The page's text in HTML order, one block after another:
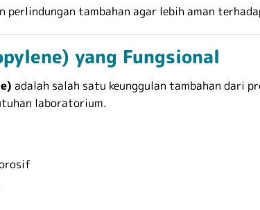
tambahan agar lebih aman
yang Fungsional
adalah salah satu keunggulan tambahan dari
laboratorium.